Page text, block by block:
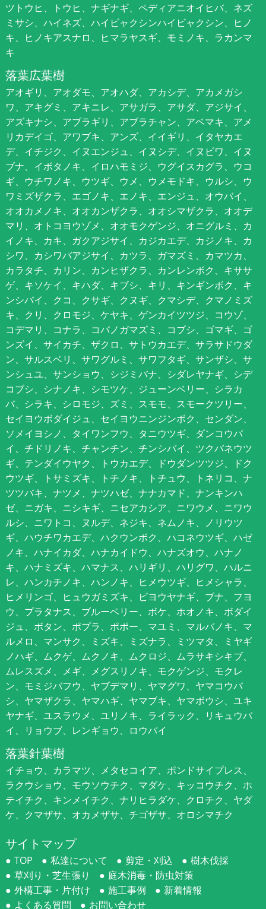
ツトウヒ、トウヒ、ナギナギ、ペディアニオイヒバ、ネズ
ミサシ、ハイネズ、ハイビャクシンハイビャクシン、ヒノ
キ、ヒノキアスナロ、ヒマラヤスギ、モミノキ、ラカンマ
キ
落葉広葉樹
アオギリ、アオダモ、アオハダ、アカシデ、アカメガシ
ワ、アキグミ、アキニレ、アサガラ、アサダ、アジサイ、
アズキナシ、アブラギリ、アブラチャン、アベマキ、アメ
リカデイゴ、アワブキ、アンズ、イイギリ、イタヤカエ
デ、イチジク、イヌエンジュ、イヌシデ、イヌビワ、イヌ
ブナ、イボタノキ、イロハモミジ、ウグイスカグラ、ウコ
ギ、ウチワノキ、ウツギ、ウメ、ウメモドキ、ウルシ、ウ
ワミズザクラ、エゴノキ、エノキ、エンジュ、オウバイ、
オオカメノキ、オオカンザクラ、オオシマザクラ、オオデ
マリ、オトコヨウゾメ、オオモクゲンジ、オニグルミ、カ
イノキ、カキ、ガクアジサイ、カジカエデ、カジノキ、カ
シワ、カシワバアジサイ、カツラ、ガマズミ、カマツカ、
カラタチ、カリン、カンヒザクラ、カンレンボク、キササ
ゲ、キソケイ、キハダ、キブシ、キリ、キンギンボク、キ
ンシバイ、クコ、クサギ、クヌギ、クマシデ、クマノミズ
キ、クリ、クロモジ、ケヤキ、ゲンカイツツジ、コウゾ、
コデマリ、コナラ、コバノガマズミ、コブシ、ゴマギ、ゴ
ンズイ、サイカチ、ザクロ、サトウカエデ、サラサドウダ
ン、サルスベリ、サワグルミ、サワフタギ、サンザシ、サ
ンシュユ、サンショウ、シジミバナ、シダレヤナギ、シデ
コブシ、シナノキ、シモツケ、ジューンベリー、シラカ
バ、シラキ、シロモジ、ズミ、スモモ、スモークツリー、
セイヨウボダイジュ、セイヨウニンジンボク、センダン、
ソメイヨシノ、タイワンフウ、タニウツギ、ダンコウバ
イ、チドリノキ、チャンチン、チンシバイ、ツクバネウツ
ギ、テンダイウヤク、トウカエデ、ドウダンツツジ、ドク
ウツギ、トサミズキ、トチノキ、トチュウ、トネリコ、ナ
ツツバキ、ナツメ、ナツハゼ、ナナカマド、ナンキンハ
ゼ、ニガキ、ニシキギ、ニセアカシア、ニワウメ、ニワウ
ルシ、ニワトコ、ヌルデ、ネジキ、ネムノキ、ノリウツ
ギ、ハウチワカエデ、ハクウンボク、ハコネウツギ、ハゼ
ノキ、ハナイカダ、ハナカイドウ、ハナズオウ、ハナノ
キ、ハナミズキ、ハマナス、ハリギリ、ハリグワ、ハルニ
レ、ハンカチノキ、ハンノキ、ヒメウツギ、ヒメシャラ、
ヒメリンゴ、ヒュウガミズキ、ビヨウヤナギ、ブナ、フヨ
ウ、プラタナス、ブルーベリー、ボケ、ホオノキ、ボダイ
ジュ、ボタン、ポプラ、ポポー、マユミ、マルバノキ、マ
ルメロ、マンサク、ミズキ、ミズナラ、ミツマタ、ミヤギ
ノハギ、ムクゲ、ムクノキ、ムクロジ、ムラサキシキブ、
ムレスズメ、メギ、メグスリノキ、モクゲンジ、モクレ
ン、モミジバフウ、ヤブデマリ、ヤマグワ、ヤマコウバ
シ、ヤマザクラ、ヤマハギ、ヤマブキ、ヤマボウシ、ユキ
ヤナギ、ユスラウメ、ユリノキ、ライラック、リキュウバ
イ、リョウブ、レンギョウ、ロウバイ
落葉針葉樹
イチョウ、カラマツ、メタセコイア、ポンドサイプレス、
ラクウショウ、モウソウチク、マダケ、キッコウチク、ホ
テイチク、キンメイチク、ナリヒラダケ、クロチク、ヤダ
ケ、クマザサ、オカメザサ、チゴザサ、オロシマチク
サイトマップ
TOP 私達について 剪定・刈込
樹木伐採
草刈り・芝生張り
庭木消毒・防虫対策
外構工事・片付け
施工事例
新着情報
よくある質問
お問い合わせ